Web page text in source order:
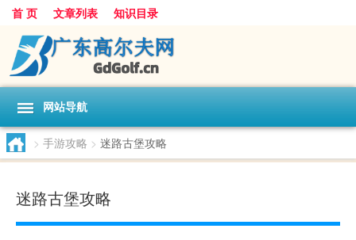
首 页 文章列表 知识目录
网站导航
> 手游攻略 > 迷路古堡攻略
迷路古堡攻略